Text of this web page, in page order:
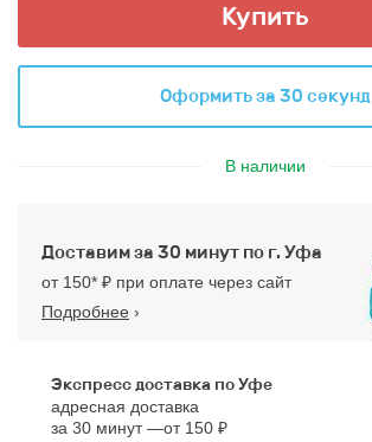
Купить
Оформить за 30 секунд
В наличии
Доставим за 30 минут по г. Уфа
от 150* ₽ при оплате через сайт
Подробнее ›
Экспресс доставка по Уфе
адресная доставка
за 30 минут
от 150 ₽